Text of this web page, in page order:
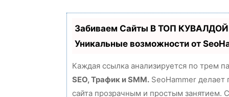
Забиваем Сайты В ТОП
Уникальные возможности от
Каждая ссылка анализируется по трем
SEO, Трафик и SMM. SeoHammer
сайта прозрачным и простым занятием.